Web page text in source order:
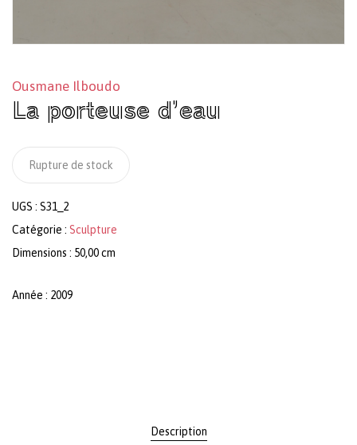
Ousmane Ilboudo
La porteuse d’eau
Rupture de stock
UGS : S31_2
Catégorie : Sculpture
Dimensions : 50,00 cm
Année : 2009
Description